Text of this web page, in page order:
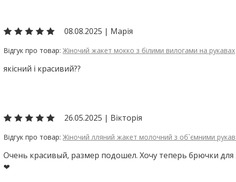
08.08.2025 | Марія
Жіночий жакет мокко з білими вилогами на рукавах
якісний і красивий??
26.05.2025 | Вікторія
Жіночий лляний жакет молочний з об`ємними
Очень красивый, размер подошел. Хочу теперь брючки
❤